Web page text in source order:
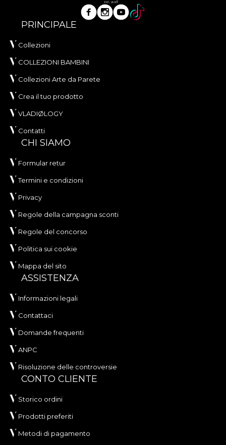
PRINCIPALE
Collezioni
COLLEZIONI BAMBINI
Collezioni Arte da Parete
Crea il tuo prodotto
VLADIØLOGY
Contatti
CHI SIAMO
Formular retur
Termini e condizioni
Privacy
Regole della campagna sconti
Regole del concorso
Politica sui cookie
Mappa del sito
ASSISTENZA
Informazioni legali
Contattaci
Domande frequenti
ANPC
Risoluzione delle controversie
CONTO CLIENTE
Storico ordini
Prodotti preferiti
Metodi di pagamento